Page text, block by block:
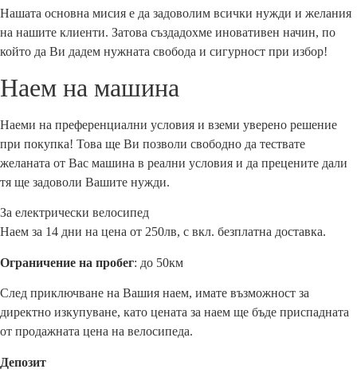
Нашата основна мисия е да задоволим всички нужди и желания
на нашите клиенти. Затова създадохме иновативен начин, по
който да Ви дадем нужната свобода и сигурност при избор!
Наем на машина
Наеми на преференциални условия и вземи уверено решение
при покупка! Това ще Ви позволи свободно да тествате
желаната от Вас машина в реални условия и да прецените дали
тя ще задоволи Вашите нужди.
За електрически велосипед
Наем за 14 дни на цена от 250лв, с вкл. безплатна доставка.
Ограничение на пробег: до 50км
След приключване на Вашия наем, имате възможност за
директно изкупуване, като цената за наем ще бъде приспадната
от продажната цена на велосипеда.
Депозит